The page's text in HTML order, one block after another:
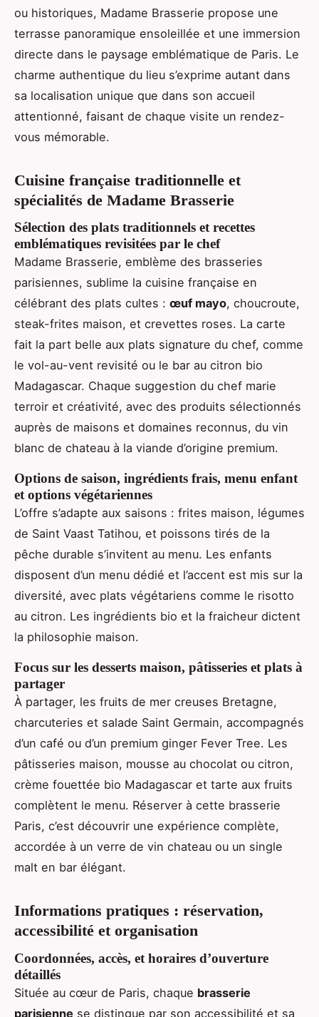
ou historiques, Madame Brasserie propose une
terrasse panoramique ensoleillée et une immersion
directe dans le paysage emblématique de Paris. Le
charme authentique du lieu s’exprime autant dans
sa localisation unique que dans son accueil
attentionné, faisant de chaque visite un rendez-
vous mémorable.
Cuisine française traditionnelle et
spécialités de Madame Brasserie
Sélection des plats traditionnels et recettes
emblématiques revisitées par le chef
Madame Brasserie, emblème des brasseries
parisiennes, sublime la cuisine française en
célébrant des plats cultes : œuf mayo, choucroute,
steak-frites maison, et crevettes roses. La carte
fait la part belle aux plats signature du chef, comme
le vol-au-vent revisité ou le bar au citron bio
Madagascar. Chaque suggestion du chef marie
terroir et créativité, avec des produits sélectionnés
auprès de maisons et domaines reconnus, du vin
blanc de chateau à la viande d’origine premium.
Options de saison, ingrédients frais, menu enfant
et options végétariennes
L’offre s’adapte aux saisons : frites maison, légumes
de Saint Vaast Tatihou, et poissons tirés de la
pêche durable s’invitent au menu. Les enfants
disposent d’un menu dédié et l’accent est mis sur la
diversité, avec plats végétariens comme le risotto
au citron. Les ingrédients bio et la fraicheur dictent
la philosophie maison.
Focus sur les desserts maison, pâtisseries et plats à
partager
À partager, les fruits de mer creuses Bretagne,
charcuteries et salade Saint Germain, accompagnés
d’un café ou d’un premium ginger Fever Tree. Les
pâtisseries maison, mousse au chocolat ou citron,
crème fouettée bio Madagascar et tarte aux fruits
complètent le menu. Réserver à cette brasserie
Paris, c’est découvrir une expérience complète,
accordée à un verre de vin chateau ou un single
malt en bar élégant.
Informations pratiques : réservation,
accessibilité et organisation
Coordonnées, accès, et horaires d’ouverture
détaillés
Située au cœur de Paris, chaque brasserie
parisienne se distingue par son accessibilité et sa